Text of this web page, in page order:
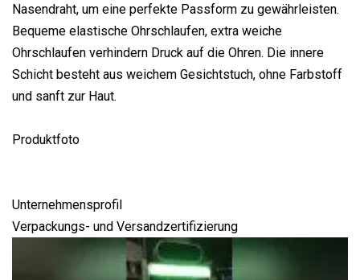
Nasendraht, um eine perfekte Passform zu gewährleisten.
Bequeme elastische Ohrschlaufen, extra weiche
Ohrschlaufen verhindern Druck auf die Ohren. Die innere
Schicht besteht aus weichem Gesichtstuch, ohne Farbstoff
und sanft zur Haut.
Produktfoto
Unternehmensprofil
Verpackungs- und Versandzertifizierung